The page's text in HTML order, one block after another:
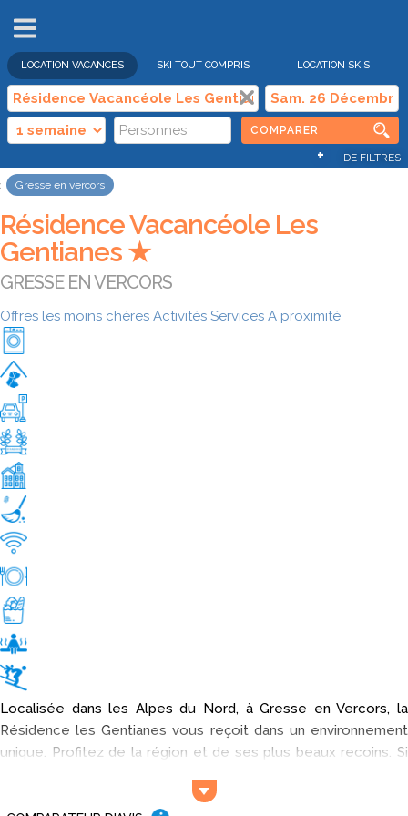
LOCATION VACANCES SKI TOUT COMPRIS LOCATION SKIS
COMPARER
+ DE FILTRES
Gresse en vercors
Résidence Vacancéole Les
Gentianes ★
GRESSE EN VERCORS
Offres les moins chères Activités Services A proximité
Localisée dans les Alpes du Nord, à Gresse en Vercors, la
Résidence les Gentianes vous reçoit dans un environnement
unique. Profitez de la région et de ses plus beaux recoins. Si
arêtes du Gerbier, au massif du Vercors et au Massif de